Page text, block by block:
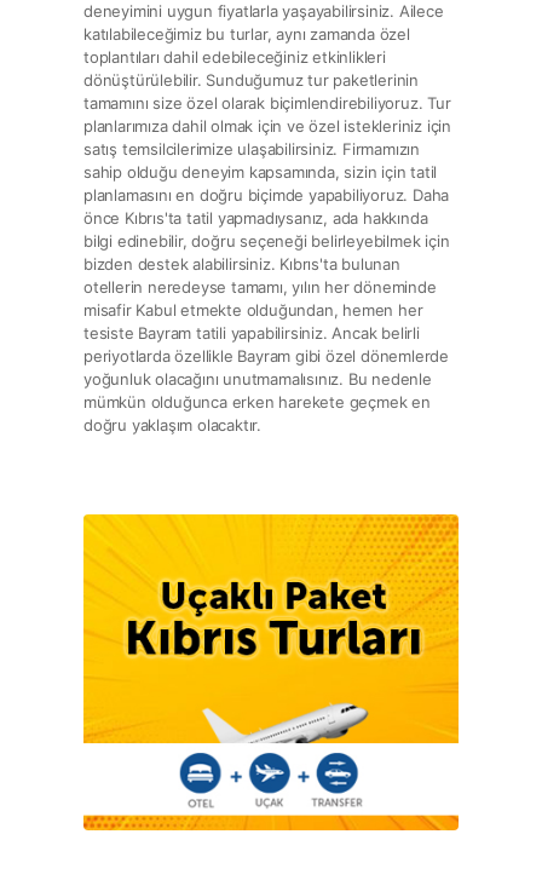
deneyimini uygun fiyatlarla yaşayabilirsiniz. Ailece
katılabileceğimiz bu turlar, aynı zamanda özel
toplantıları dahil edebileceğiniz etkinlikleri
dönüştürülebilir. Sunduğumuz tur paketlerinin
tamamını size özel olarak biçimlendirebiliyoruz. Tur
planlarımıza dahil olmak için ve özel istekleriniz için
satış temsilcilerimize ulaşabilirsiniz. Firmamızın
sahip olduğu deneyim kapsamında, sizin için tatil
planlamasını en doğru biçimde yapabiliyoruz. Daha
önce Kıbrıs'ta tatil yapmadıysanız, ada hakkında
bilgi edinebilir, doğru seçeneği belirleyebilmek için
bizden destek alabilirsiniz. Kıbrıs'ta bulunan
otellerin neredeyse tamamı, yılın her döneminde
misafir Kabul etmekte olduğundan, hemen her
tesiste Bayram tatili yapabilirsiniz. Ancak belirli
periyotlarda özellikle Bayram gibi özel dönemlerde
yoğunluk olacağını unutmamalısınız. Bu nedenle
mümkün olduğunca erken harekete geçmek en
doğru yaklaşım olacaktır.